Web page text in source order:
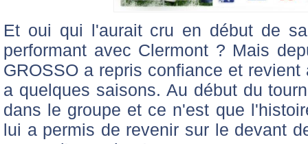
Et oui qui l'aurait cru en début de
performant avec Clermont ? Mais
GROSSO a repris confiance et
a quelques saisons. Au début du
dans le groupe et ce n'est que
lui a permis de revenir sur le devant